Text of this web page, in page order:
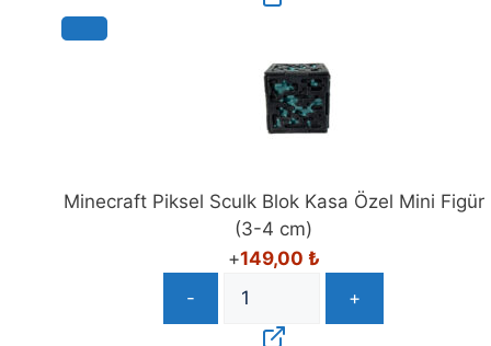
Minecraft Piksel Sculk Blok Kasa Özel Mini Figür
(3-4 cm)
+149,00 ₺
-
+